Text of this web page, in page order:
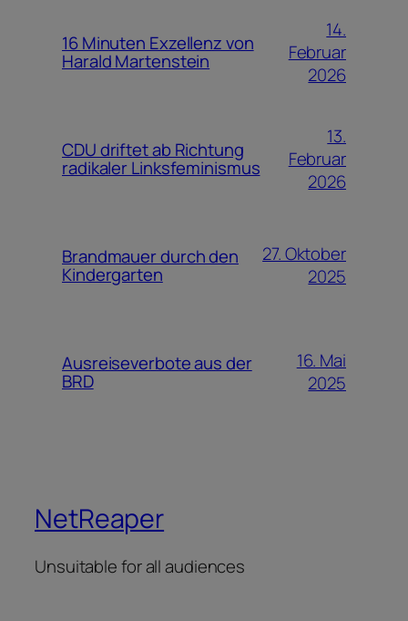
16 Minuten Exzellenz von
Harald Martenstein
14.
Februar
2026
CDU driftet ab Richtung
radikaler Linksfeminismus
13.
Februar
2026
Brandmauer durch den
Kindergarten
27. Oktober
2025
Ausreiseverbote aus der
BRD
16. Mai
2025
NetReaper
Unsuitable for all audiences